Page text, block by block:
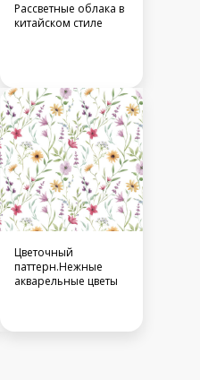
Рассветные облака в
китайском стиле
Цветочный
паттерн.Нежные
акварельные цветы